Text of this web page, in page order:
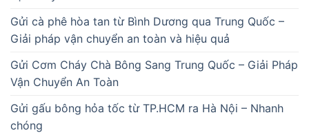
Gửi cà phê hòa tan từ Bình Dương qua Trung Quốc –
Giải pháp vận chuyển an toàn và hiệu quả
Gửi Cơm Cháy Chà Bông Sang Trung Quốc – Giải Pháp
Vận Chuyển An Toàn
Gửi gấu bông hỏa tốc từ TP.HCM ra Hà Nội – Nhanh
chóng